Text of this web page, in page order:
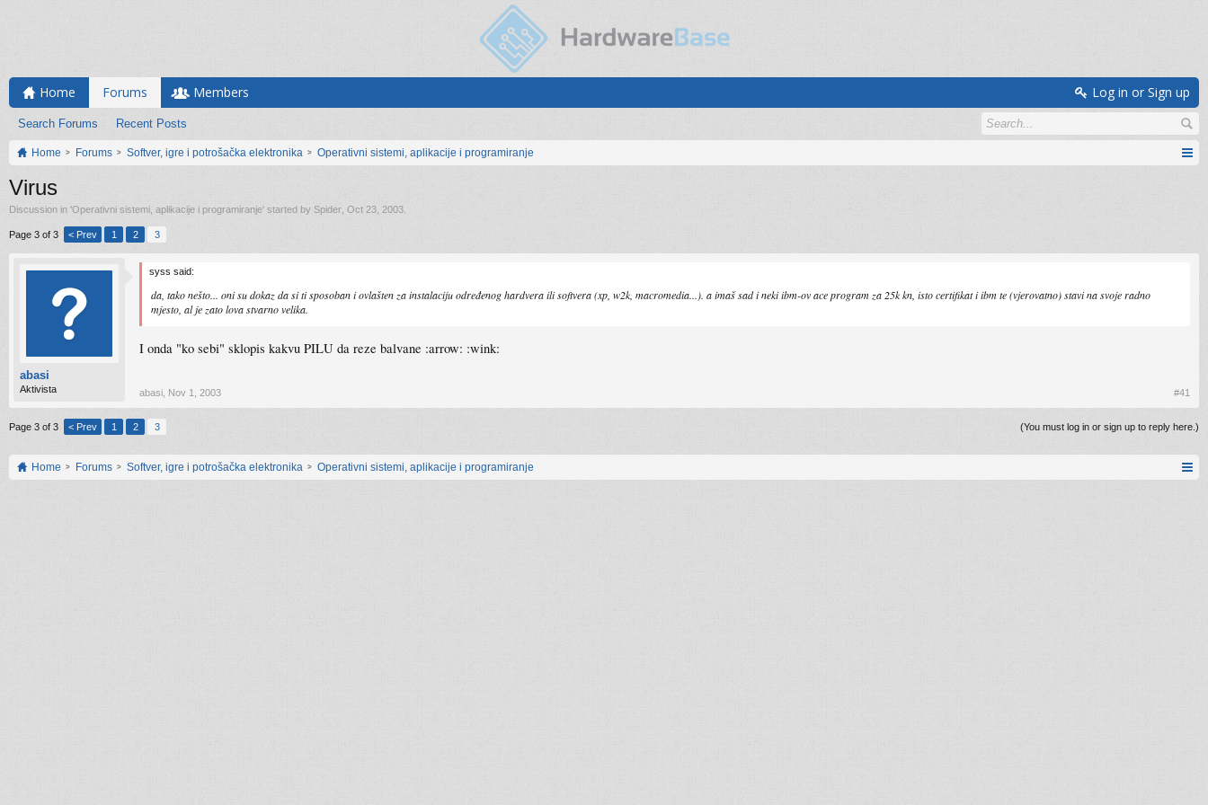
Home Forums
Search Forums Recent Posts
Members Log in or Sign up
Home Forums Softver, igre i potrošačka elektronika Operativni sistemi, aplikacije i programiranje
Virus
Discussion in 'Operativni sistemi, aplikacije i programiranje' started by Spider Oct 23, 2003
Page 3 of 3 < Prev 1 2 3
abasi
Aktivista
syss said:
da, tako nešto... oni su dokaz da si ti sposoban i ovlašten za instalaciju određenog hardvera ili softvera (xp, w2k, macromedia...). a imaš sad i neki ibm-ov ace program za 25k kn, isto certifikat i ibm te (vjerovatno) stavi na svoje radno
mjesto, al je zato lova stvarno velika.
I onda "ko sebi" sklopis kakvu PILU da reze balvane :arrow: :wink:
abasi Nov 1, 2003 #41
(You must log in or sign up to reply here.)
Page 3 of 3 < Prev 1 2 3
Home Forums Softver, igre i potrošačka elektronika Operativni sistemi, aplikacije i programiranje